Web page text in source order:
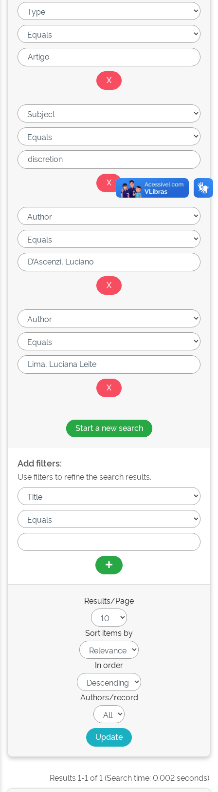
Start a new search
Add filters:
Use filters to refine the search results.
Results/Page
Sort items by
In order
Authors/record
Results 1-1 of 1 (Search time: 0.002 seconds).